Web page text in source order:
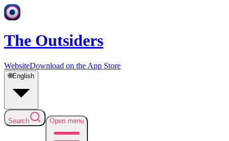
The Outsiders
WebsiteDownload on the App Store
🌐English
Search Open menu